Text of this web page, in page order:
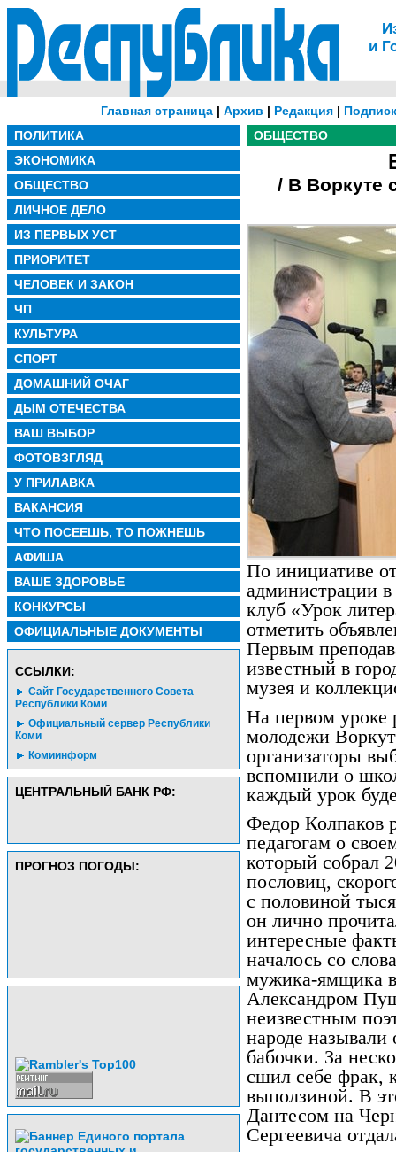
и
Главная страница| Архив | Редакция|
ПОЛИТИКА
ЭКОНОМИКА
ОБЩЕСТВО
ЛИЧНОЕ ДЕЛО
ИЗ ПЕРВЫХ УСТ
ПРИОРИТЕТ
ЧЕЛОВЕК И ЗАКОН
ЧП
КУЛЬТУРА
СПОРТ
ДОМАШНИЙ ОЧАГ
ДЫМ ОТЕЧЕСТВА
ВАШ ВЫБОР
ФОТОВЗГЛЯД
У ПРИЛАВКА
ВАКАНСИЯ
ЧТО ПОСЕЕШЬ, ТО ПОЖНЕШЬ
АФИША
ВАШЕ ЗДОРОВЬЕ
КОНКУРСЫ
ОФИЦИАЛЬНЫЕ ДОКУМЕНТЫ
CСЫЛКИ:
Сайт Государственного Совета
Республики Коми
Официальный сервер Республики
Коми
Комиинформ
ЦЕНТРАЛЬНЫЙ БАНК РФ:
ПРОГНОЗ ПОГОДЫ:
ОБЩЕСТВО
/ В Воркуте
По инициативе
администрации
клуб «Урок
отметить
Первым
известный в
музея и
На первом уроке
молодежи
организаторы
вспомнили о
каждый урок
Федор Колпаков
педагогам о
который собрал
пословиц,
с половиной
он лично
интересные
началось со
мужика-ямщика
Александром
неизвестным
народе
бабочки. За
сшил себе фрак,
выползиной. В
Дантесом на
Сергеевича